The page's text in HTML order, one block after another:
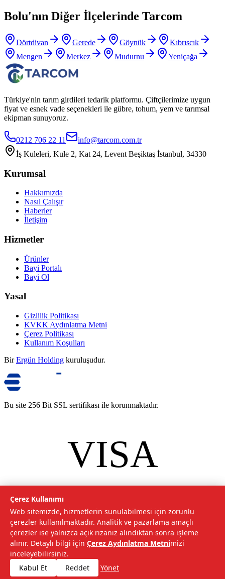
Bolu'nın Diğer İlçelerinde Tarcom
Dörtdivan Gerede Göynük
Kıbrıscık
Mengen
Merkez Mudurnu Yeniçağa
Türkiye'nin tarım girdileri tedarik platformu. Çiftçilerimize uygun
fiyat ve esnek vade seçenekleri ile gübre, tohum, yem ve tarımsal
ekipman sunuyoruz.
0212 706 22 11
info@tarcom.com.tr
İş Kuleleri, Kule 2, Kat 24, Levent Beşiktaş İstanbul, 34330
Kurumsal
Hakkımızda
Nasıl Çalışır
Haberler
İletişim
Hizmetler
Ürünler
Bayi Portalı
Bayi Ol
Yasal
Gizlilik Politikası
KVKK Aydınlatma Metni
Çerez Politikası
Kullanım Koşulları
Bir Ergün Holding kuruluşudur.
Bu site 256 Bit SSL sertifikası ile korunmaktadır.
VISA
mastercard
2026Tarımcom Tarım ve Teknoloji A.Ş. Tüm hakları saklıdır.